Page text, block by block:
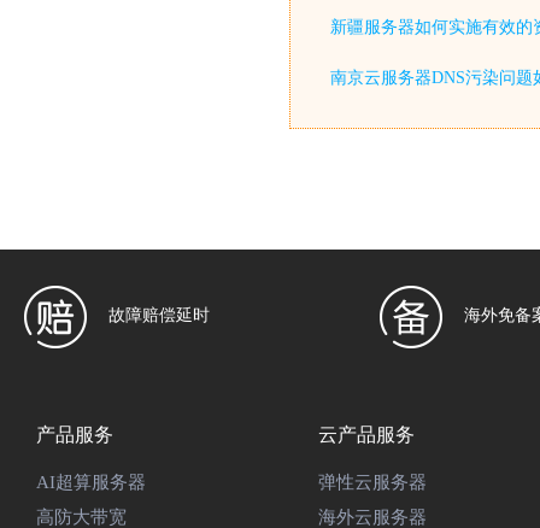
新疆服务器如何实施有效的
南京云服务器DNS污染问题
故障赔偿延时 海外免备
产品服务
AI超算服务器
高防大带宽
云产品服务
弹性云服务器
海外云服务器